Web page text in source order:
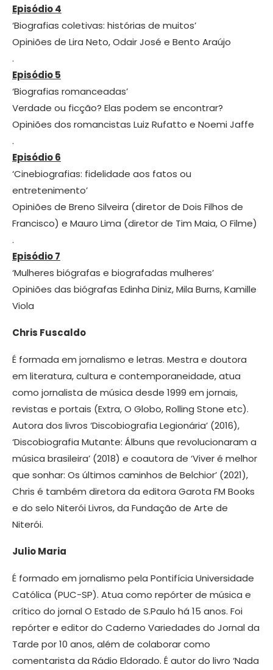
Episódio 4
‘Biografias coletivas: histórias de muitos’
Opiniões de Lira Neto, Odair José e Bento Araújo
.
Episódio 5
‘Biografias romanceadas’
Verdade ou ficção? Elas podem se encontrar?
Opiniões dos romancistas Luiz Rufatto e Noemi Jaffe
.
Episódio 6
‘Cinebiografias: fidelidade aos fatos ou
entretenimento’
Opiniões de Breno Silveira (diretor de Dois Filhos de
Francisco) e Mauro Lima (diretor de Tim Maia, O Filme)
.
Episódio 7
‘Mulheres biógrafas e biografadas mulheres’
Opiniões das biógrafas Edinha Diniz, Mila Burns, Kamille
Viola
Chris Fuscaldo
É formada em jornalismo e letras. Mestra e doutora
em literatura, cultura e contemporaneidade, atua
como jornalista de música desde 1999 em jornais,
revistas e portais (Extra, O Globo, Rolling Stone etc).
Autora dos livros ‘Discobiografia Legionária’ (2016),
‘Discobiografia Mutante: Álbuns que revolucionaram a
música brasileira’ (2018) e coautora de ‘Viver é melhor
que sonhar: Os últimos caminhos de Belchior’ (2021),
Chris é também diretora da editora Garota FM Books
e do selo Niterói Livros, da Fundação de Arte de
Niterói.
Julio Maria
É formado em jornalismo pela Pontifícia Universidade
Católica (PUC-SP). Atua como repórter de música e
crítico do jornal O Estado de S.Paulo há 15 anos. Foi
repórter e editor do Caderno Variedades do Jornal da
Tarde por 10 anos, além de colaborar como
comentarista da Rádio Eldorado. É autor do livro ‘Nada